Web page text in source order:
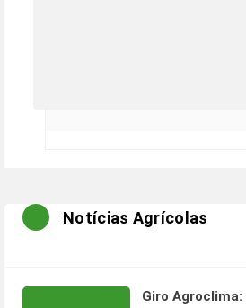
Notícias Agrícolas
Giro Agroclima: